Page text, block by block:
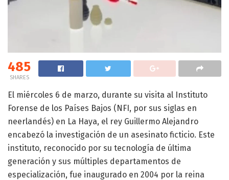
485
SHARES
El miércoles 6 de marzo, durante su visita al Instituto
Forense de los Países Bajos (NFI, por sus siglas en
neerlandés) en La Haya, el rey Guillermo Alejandro
encabezó la investigación de un asesinato ficticio. Este
instituto, reconocido por su tecnología de última
generación y sus múltiples departamentos de
especialización, fue inaugurado en 2004 por la reina